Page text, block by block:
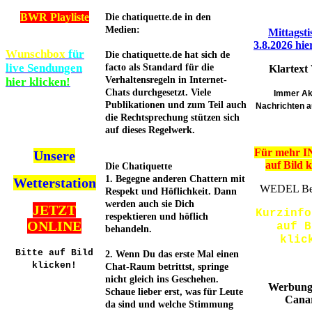
BWR Playliste
Wunschbox für
live Sendungen
hier klicken!
Unsere
Wetterstation
JETZT
ONLINE
Bitte auf Bild
klicken!
Die chatiquette.de in den
Medien:
Die chatiquette.de hat sich de
facto als Standard für die
Verhaltensregeln in Internet-
Chats durchgesetzt. Viele
Publikationen und zum Teil auch
die Rechtsprechung stützen sich
auf dieses Regelwerk.
Die Chatiquette
1. Begegne anderen Chattern mit
Respekt und Höflichkeit. Dann
werden auch sie Dich
respektieren und höflich
behandeln.
2. Wenn Du das erste Mal einen
Chat-Raum betrittst, springe
nicht gleich ins Geschehen.
Schaue lieber erst, was für Leute
da sind und welche Stimmung
3.8.2026
Klartext
Immer
Nachrichten
Für mehr
auf Bild
WEDEL
auf